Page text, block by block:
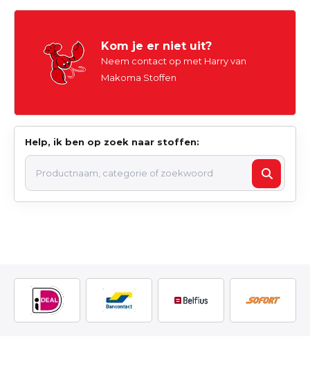
Kom je er niet uit?
Neem contact op met Harry van
Makoma Stoffen
Help, ik ben op zoek naar stoffen: